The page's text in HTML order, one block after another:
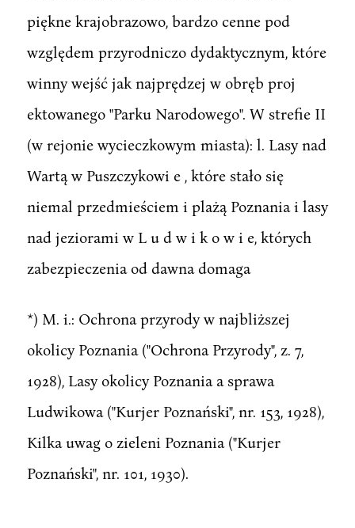
piękne krajobrazowo, bardzo cenne pod
względem przyrodniczo dydaktycznym, które
winny wejść jak najprędzej w obręb proj
ektowanego "Parku Narodowego". W strefie II
(w rejonie wycieczkowym miasta): l. Lasy nad
Wartą w Puszczykowi e , które stało się
niemal przedmieściem i plażą Poznania i lasy
nad jeziorami w L u d w i k o w i e, których
zabezpieczenia od dawna domaga
*) M. i.: Ochrona przyrody w najbliższej
okolicy Poznania ("Ochrona Przyrody", z. 7,
1928), Lasy okolicy Poznania a sprawa
Ludwikowa ("Kurjer Poznański", nr. 153, 1928),
Kilka uwag o zieleni Poznania ("Kurjer
Poznański", nr. 101, 1930).